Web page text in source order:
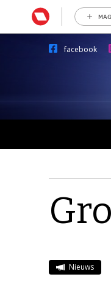
facebook
Nieuws